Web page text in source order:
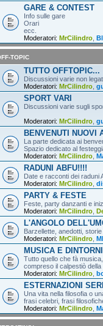
GARE & CONTEST
Info sulle gare
Orari
ecc.
Moderatori: MrCilindro
TOPIC
TUTTO OFFTOPIC...
Discussioni varie non
Moderatori: MrCilindro
SPORT VARI
Discussioni varie sugli
Moderatori: MrCilindro
BENVENUTI NUOVI
La parte dedicata ai
Spazio dedicato al
Moderatori: MrCilindro
RADUNI ABFU!!!!
Date e racconti dei raduni
Moderatori: MrCilindro
PARTY & FESTE
Feste, party danzanti e
Moderatori: MrCilindro
L'ANGOLO
Barzellette, anedotti,
Moderatori: MrCilindro
MUSICA E
Tutto quello che fà musica,
compreso il calpestiò della
Moderatori: MrCilindro
ESTERNAZIONI
Una vita nella filosofia o
frasi celebri, frasi
Moderatori: MrCilindro